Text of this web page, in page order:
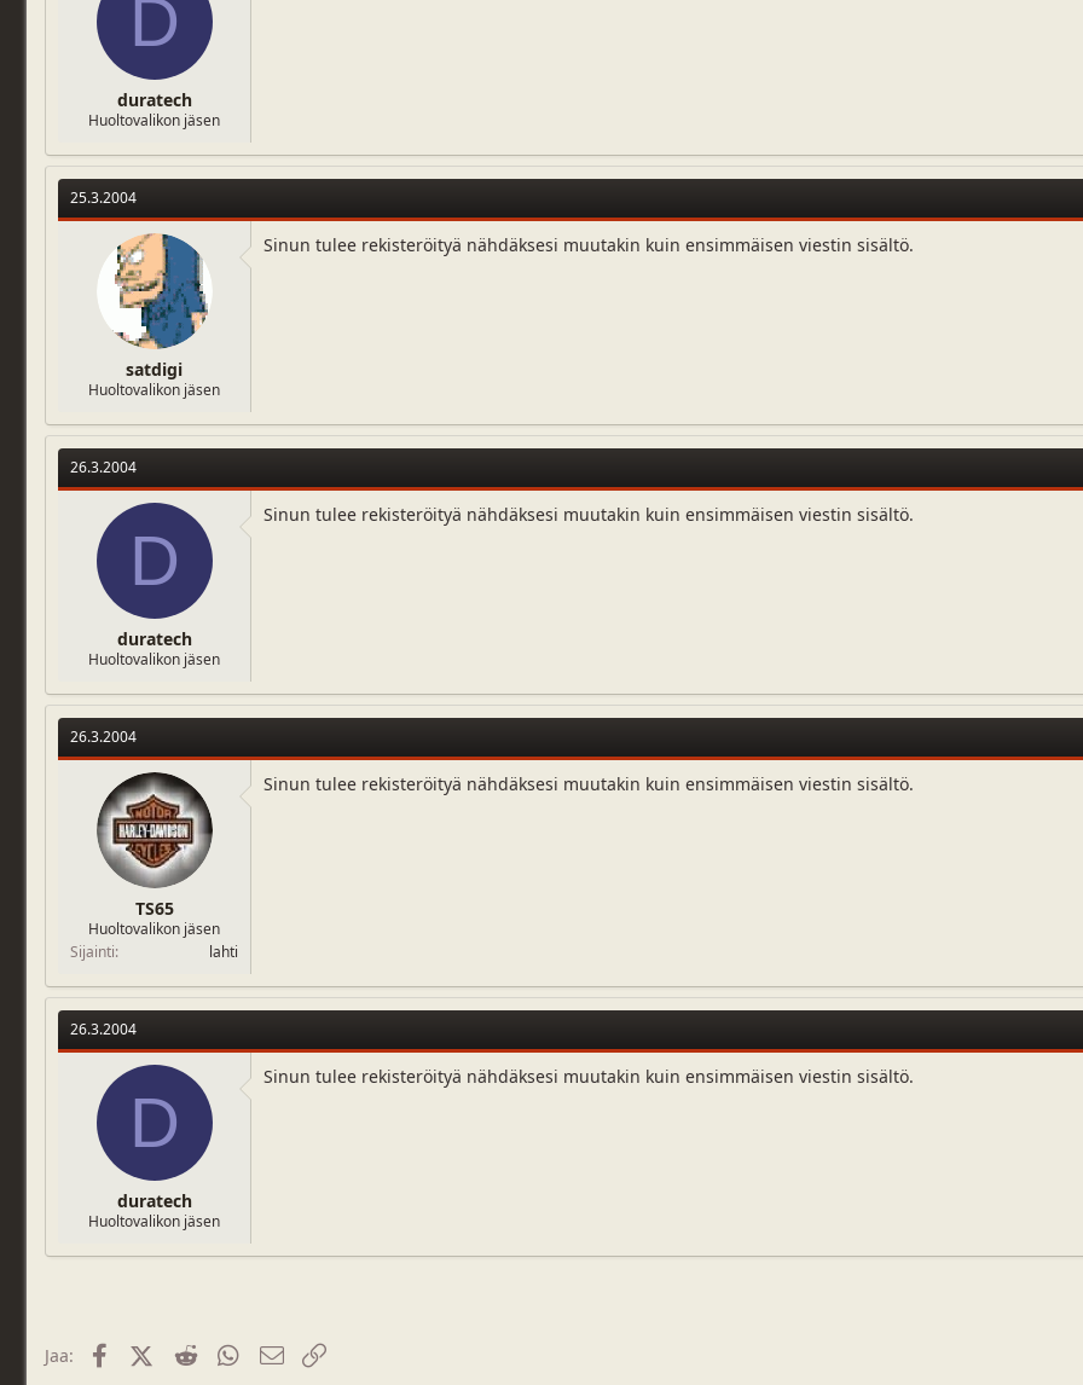
D
duratech
Huoltovalikon jäsen
25.3.2004
satdigi
Huoltovalikon jäsen
Sinun tulee rekisteröityä nähdäksesi muutakin kuin ensimmäisen viestin sisältö.
26.3.2004
D
duratech
Huoltovalikon jäsen
Sinun tulee rekisteröityä nähdäksesi muutakin kuin ensimmäisen viestin sisältö.
26.3.2004
TS65
Huoltovalikon jäsen
Sijainti
lahti
Sinun tulee rekisteröityä nähdäksesi muutakin kuin ensimmäisen viestin sisältö.
26.3.2004
D
duratech
Huoltovalikon jäsen
Sinun tulee rekisteröityä nähdäksesi muutakin kuin ensimmäisen viestin sisältö.
Jaa: FacebookX (Twitter)
Reddit WhatsAppSähköposti